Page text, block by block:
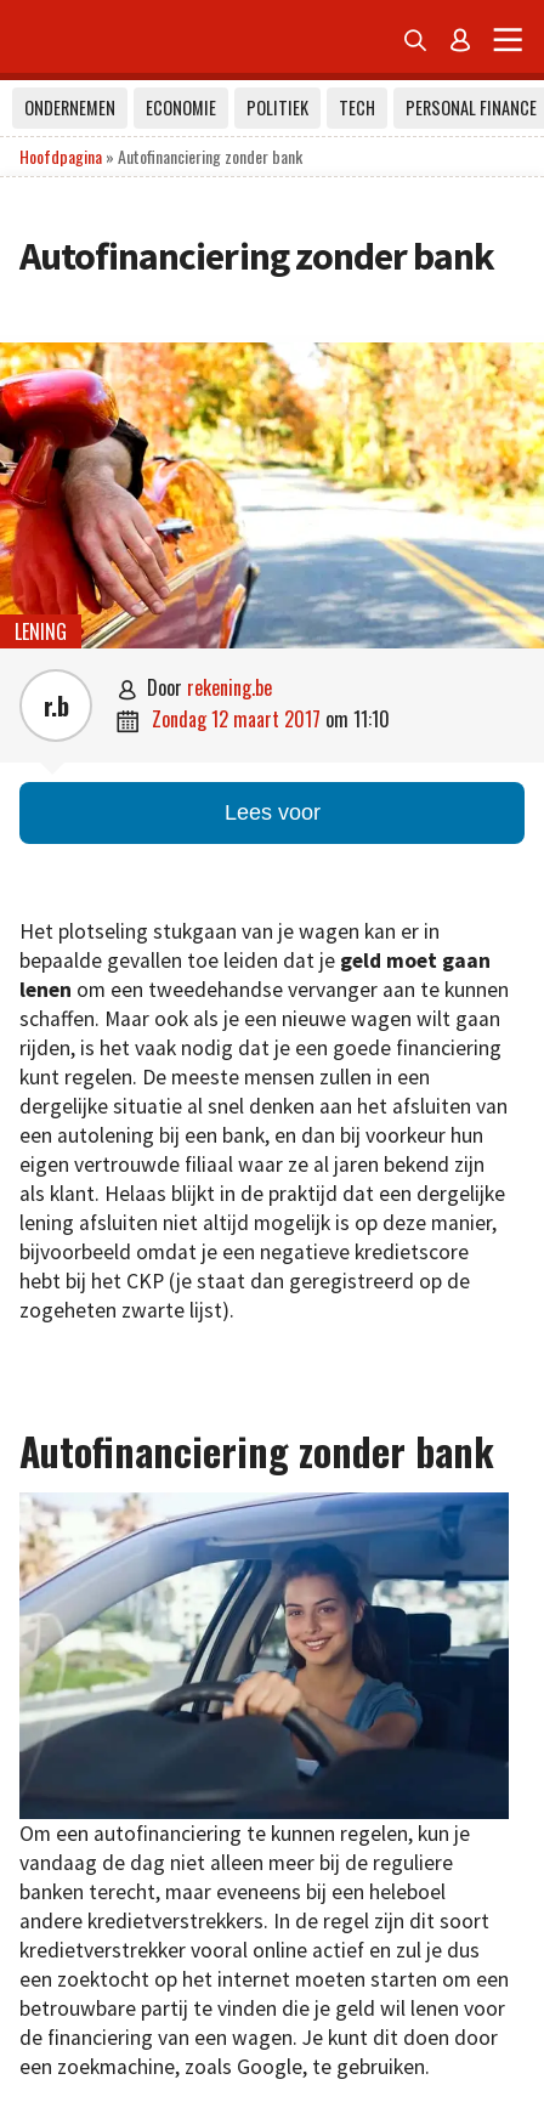
 
ONDERNEMEN ECONOMIE POLITIEK TECH
PERSONAL FINANCE
Hoofdpagina»Autofinanciering zonder bank
Autofinanciering zonder bank
LENING
r.b  door rekening.be
 zondag 12 maart 2017 om 11:10
Lees voor
Het plotseling stukgaan van je wagen kan er in
bepaalde gevallen toe leiden dat je geld moet gaan
lenen om een tweedehandse vervanger aan te kunnen
schaffen. Maar ook als je een nieuwe wagen wilt gaan
rijden, is het vaak nodig dat je een goede financiering
kunt regelen. De meeste mensen zullen in een
dergelijke situatie al snel denken aan het afsluiten van
een autolening bij een bank, en dan bij voorkeur hun
eigen vertrouwde filiaal waar ze al jaren bekend zijn
als klant. Helaas blijkt in de praktijd dat een dergelijke
lening afsluiten niet altijd mogelijk is op deze manier,
bijvoorbeeld omdat je een negatieve kredietscore
hebt bij het CKP (je staat dan geregistreerd op de
zogeheten zwarte lijst).
Autofinanciering zonder bank
Om een autofinanciering te kunnen regelen, kun je
vandaag de dag niet alleen meer bij de reguliere
banken terecht, maar eveneens bij een heleboel
andere kredietverstrekkers. In de regel zijn dit soort
kredietverstrekker vooral online actief en zul je dus
een zoektocht op het internet moeten starten om een
betrouwbare partij te vinden die je geld wil lenen voor
de financiering van een wagen. Je kunt dit doen door
een zoekmachine, zoals Google, te gebruiken.